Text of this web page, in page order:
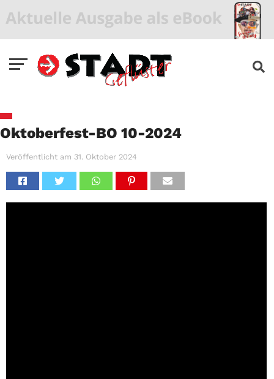
Oktoberfest-BO 10-2024
Veröffentlicht am 31. Oktober 2024